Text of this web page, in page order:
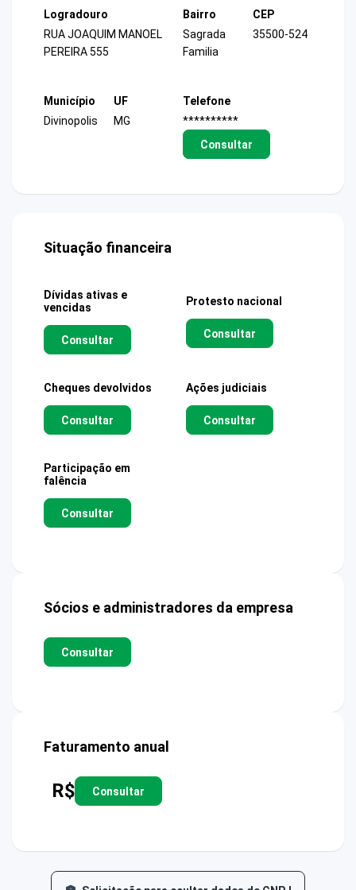
Logradouro
RUA JOAQUIM MANOEL
PEREIRA 555
Bairro
Sagrada
Familia
CEP
35500-524
Município
Divinopolis
UF
MG
Telefone
**********
Consultar
Situação financeira
Dívidas ativas e
vencidas
Consultar
Protesto nacional
Consultar
Cheques devolvidos
Consultar
Ações judiciais
Consultar
Participação em
falência
Consultar
Sócios e administradores da empresa
Consultar
Faturamento anual
R$ Consultar